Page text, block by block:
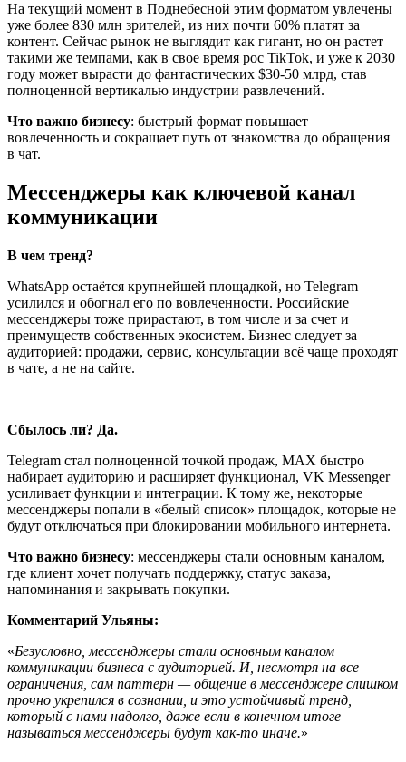
На текущий момент в Поднебесной этим форматом увлечены
уже более 830 млн зрителей, из них почти 60% платят за
контент. Сейчас рынок не выглядит как гигант, но он растет
такими же темпами, как в свое время рос TikTok, и уже к 2030
году может вырасти до фантастических $30-50 млрд, став
полноценной вертикалью индустрии развлечений.
Что важно бизнесу: быстрый формат повышает
вовлеченность и сокращает путь от знакомства до обращения
в чат.
Мессенджеры как ключевой канал
коммуникации
В чем тренд?
WhatsApp остаётся крупнейшей площадкой, но Telegram
усилился и обогнал его по вовлеченности. Российские
мессенджеры тоже прирастают, в том числе и за счет и
преимуществ собственных экосистем. Бизнес следует за
аудиторией: продажи, сервис, консультации всё чаще проходят
в чате, а не на сайте.
Сбылось ли? Да.
Telegram стал полноценной точкой продаж, MAX быстро
набирает аудиторию и расширяет функционал, VK Messenger
усиливает функции и интеграции. К тому же, некоторые
мессенджеры попали в «белый список» площадок, которые не
будут отключаться при блокировании мобильного интернета.
Что важно бизнесу: мессенджеры стали основным каналом,
где клиент хочет получать поддержку, статус заказа,
напоминания и закрывать покупки.
Комментарий Ульяны:
Безусловно, мессенджеры стали основным каналом
коммуникации бизнеса с аудиторией. И, несмотря на все
ограничения, сам паттерн — общение в мессенджере слишком
прочно укрепился в сознании, и это устойчивый тренд,
который с нами надолго, даже если в конечном итоге
называться мессенджеры будут как-то иначе.